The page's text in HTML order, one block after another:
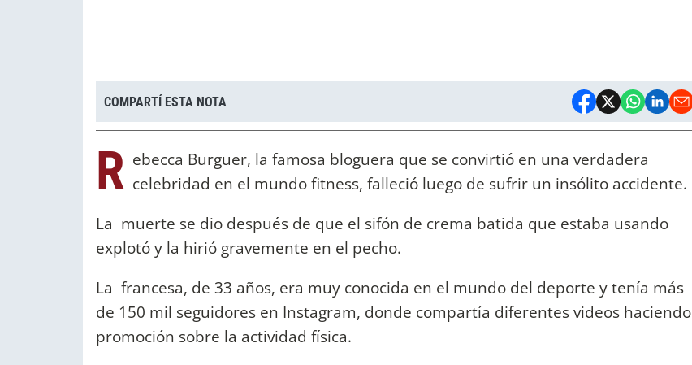
COMPARTÍ ESTA NOTA
R ebecca Burguer, la famosa bloguera que se convirtió en una verdadera
celebridad en el mundo fitness, falleció luego de sufrir un insólito accidente.
La muerte se dio después de que el sifón de crema batida que estaba usando
explotó y la hirió gravemente en el pecho.
La francesa, de 33 años, era muy conocida en el mundo del deporte y tenía más
de 150 mil seguidores en Instagram, donde compartía diferentes videos haciendo
promoción sobre la actividad física.